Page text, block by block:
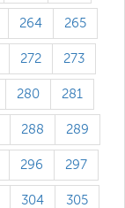
264 265
272 273
280 281
288 289
296 297
304 305